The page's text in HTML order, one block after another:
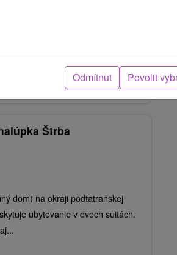
ZOBRAZIT
Štrba
dom) na okraji podtatranskej
ubytovanie v dvoch suitách.
Odmítnut Povolit